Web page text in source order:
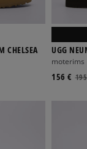
CHELSEA UGG
moterims
156 €